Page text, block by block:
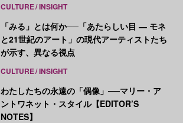
CULTURE INSIGHT
「みる」とは何か──「あたらしい目 ― モネ
と21世紀のアート」の現代アーティストたち
が示す、異なる視点
CULTURE INSIGHT
わたしたちの永遠の「偶像」──マリー・ア
ントワネット・スタイル【EDITOR’S
NOTES】